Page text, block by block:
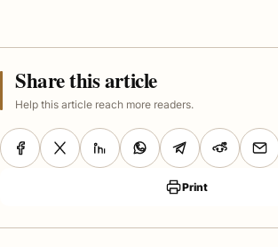
Share this article
Help this article reach more readers.
Print